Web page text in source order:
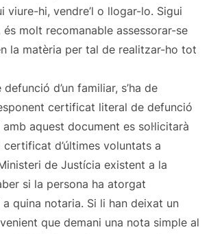
viure-hi, vendre’l o llogar-lo. Sigui
molt recomanable assessorar-se
la matèria per tal de realitzar-ho tot
d’un familiar, s’ha de
certificat literal de defunció
aquest document es sol·licitarà
d’últimes voluntats a
de Justícia existent a la
si la persona ha atorgat
quina notaria. Si li han deixat un
que demani una nota simple al